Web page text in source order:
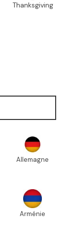
Thanksgiving
Allemagne
Arménie